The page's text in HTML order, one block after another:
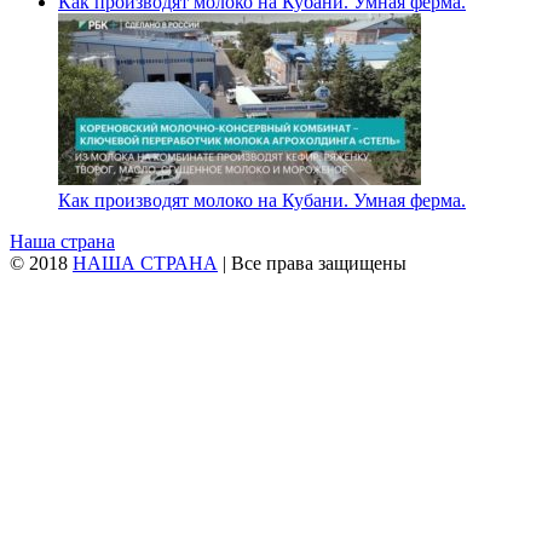
Как производят молоко на Кубани. Умная ферма.
Наша страна
© 2018 НАША СТРАНА | Все права защищены